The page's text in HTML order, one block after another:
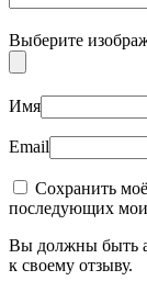
Выберите
Имя
Email
Сохранить
последующих
Вы должны быть
к своему отзыву.